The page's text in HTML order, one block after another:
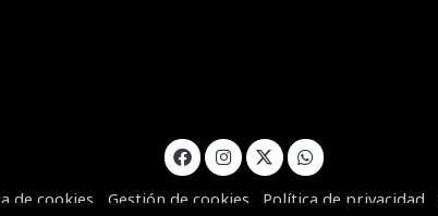
de cookies Gestión de cookies Política de privacidad